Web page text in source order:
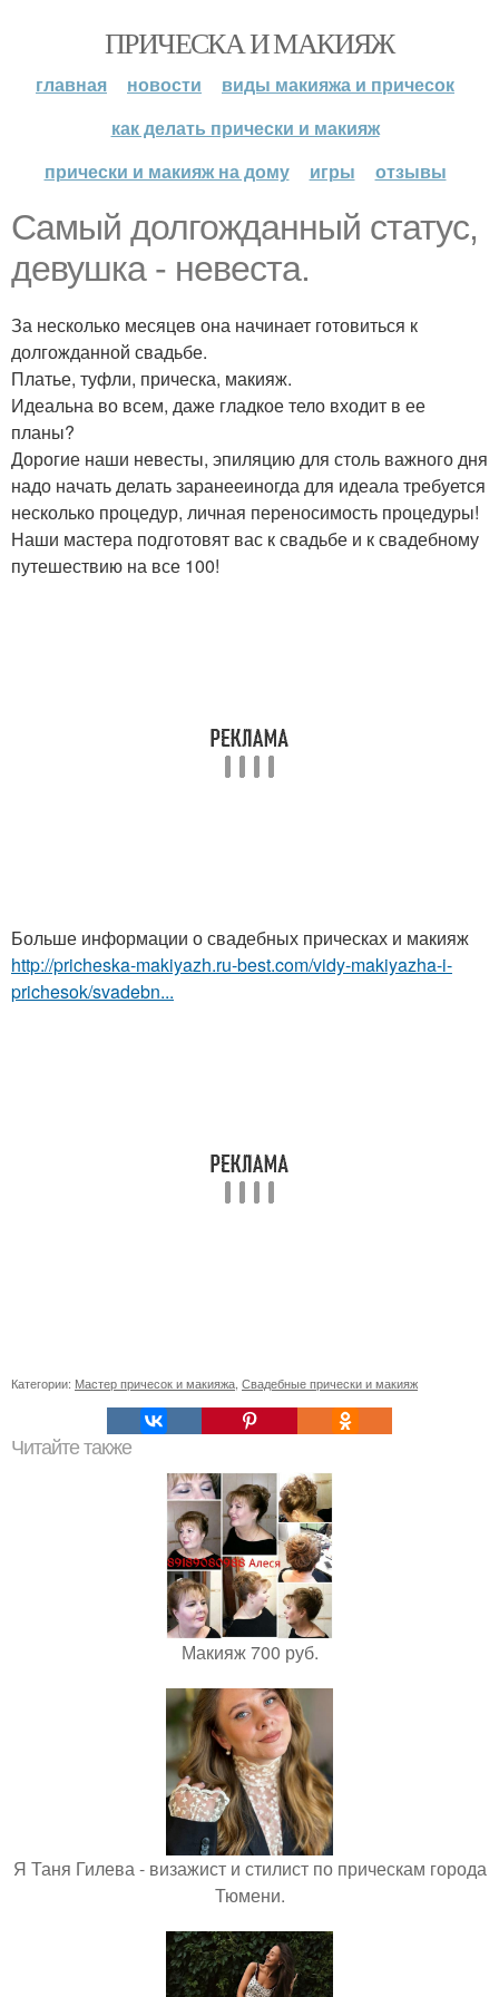
ПРИЧЕСКА И МАКИЯЖ
главная новости
виды макияжа и причесок
как делать прически и макияж
прически и макияж на дому
игры отзывы
Самый долгожданный статус,
девушка - невеста.
За несколько месяцев она начинает готовиться к
долгожданной свадьбе.
Платье, туфли, прическа, макияж.
Идеальна во всем, даже гладкое тело входит в ее
планы?
Дорогие наши невесты, эпиляцию для столь важного дня
надо начать делать заранееиногда для идеала требуется
несколько процедур, личная переносимость процедуры!
Наши мастера подготовят вас к свадьбе и к свадебному
путешествию на все 100!
Больше информации о свадебных прическах и макияж
http://pricheska-makiyazh.ru-best.com/vidy-makiyazha-i-
prichesok/svadebn...
Категории: Мастер причесок и макияжа Свадебные прически и макияж
Читайте также
Макияж 700 руб.
Я Таня Гилева - визажист и стилист по прическам города
Тюмени.